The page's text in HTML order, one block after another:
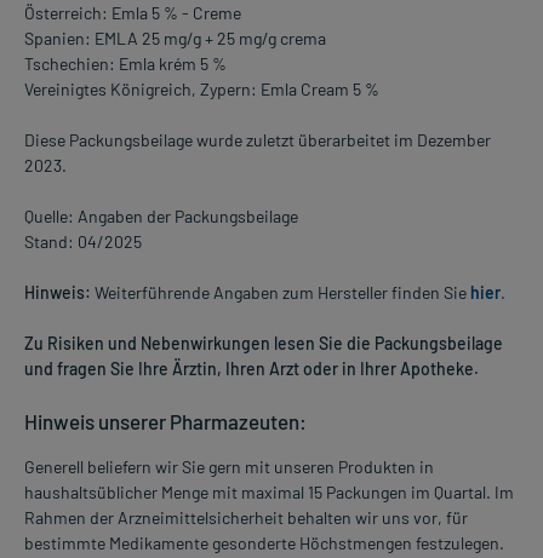
Österreich: Emla 5 % - Creme
Spanien: EMLA 25 mg/g + 25 mg/g crema
Tschechien: Emla krém 5 %
Vereinigtes Königreich, Zypern: Emla Cream 5 %
Diese Packungsbeilage wurde zuletzt überarbeitet im Dezember
2023.
Quelle: Angaben der Packungsbeilage
Stand: 04/2025
Hinweis: Weiterführende Angaben zum Hersteller finden Sie hier.
Zu Risiken und Nebenwirkungen lesen Sie die Packungsbeilage
und fragen Sie Ihre Ärztin, Ihren Arzt oder in Ihrer Apotheke.
Hinweis unserer Pharmazeuten:
Generell beliefern wir Sie gern mit unseren Produkten in
haushaltsüblicher Menge mit maximal 15 Packungen im Quartal. Im
Rahmen der Arzneimittelsicherheit behalten wir uns vor, für
bestimmte Medikamente gesonderte Höchstmengen festzulegen.